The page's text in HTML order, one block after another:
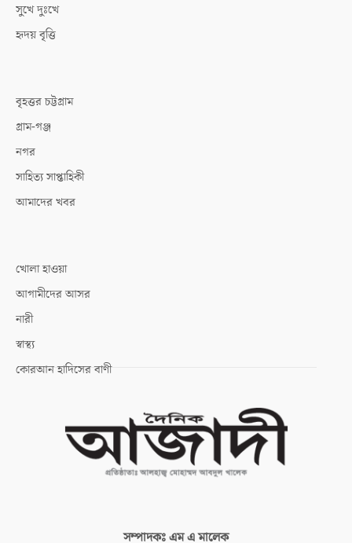
সুখে দুঃখে
হৃদয় বৃত্তি
বৃহত্তর চট্টগ্রাম
গ্রাম-গঞ্জ
নগর
সাহিত্য সাপ্তাহিকী
আমাদের খবর
খোলা হাওয়া
আগামীদের আসর
নারী
স্বাস্থ্য
কোরআন হাদিসের বাণী
সম্পাদকঃএম এ মালেক